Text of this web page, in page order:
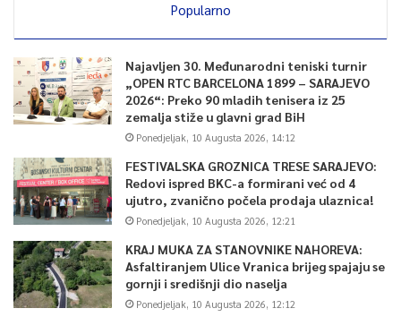
Popularno
Najavljen 30. Međunarodni teniski turnir
„OPEN RTC BARCELONA 1899 – SARAJEVO
2026“: Preko 90 mladih tenisera iz 25
zemalja stiže u glavni grad BiH
Ponedjeljak, 10 Augusta 2026, 14:12
FESTIVALSKA GROZNICA TRESE SARAJEVO:
Redovi ispred BKC-a formirani već od 4
ujutro, zvanično počela prodaja ulaznica!
Ponedjeljak, 10 Augusta 2026, 12:21
KRAJ MUKA ZA STANOVNIKE NAHOREVA:
Asfaltiranjem Ulice Vranica brijeg spajaju se
gornji i središnji dio naselja
Ponedjeljak, 10 Augusta 2026, 12:12